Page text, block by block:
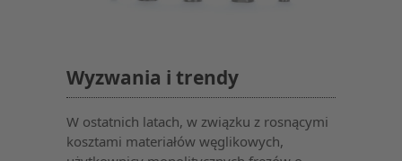
Wyzwania i trendy
W ostatnich latach, w związku z rosnącymi
kosztami materiałów węglikowych,